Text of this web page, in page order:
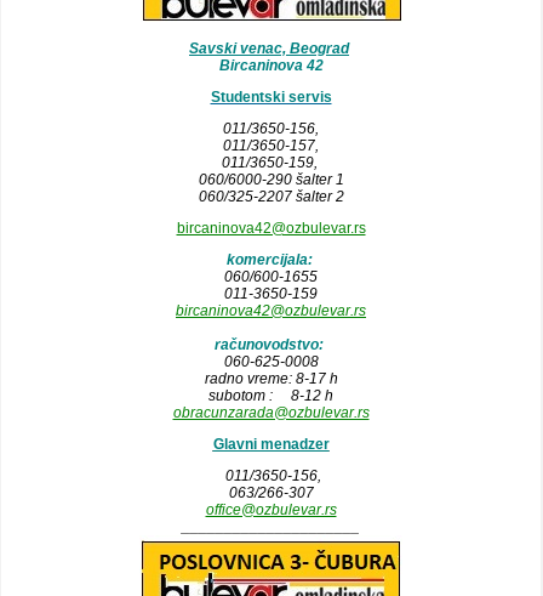
Savski venac, Beograd
Bircaninova 42
Studentski servis
011/3650-156,
011/3650-157,
011/3650-159,
060/6000-290 šalter 1
060/325-2207 šalter 2
bircaninova42@ozbulevar.rs
komercijala:
060/600-1655
011-3650-159
bircaninova42@ozbulevar.rs
računovodstvo:
060-625-0008
radno vreme: 8-17 h
subotom : 8-12 h
obracunzarada@ozbulevar.rs
Glavni menadzer
011/3650-156,
063/266-307
office@ozbulevar.rs